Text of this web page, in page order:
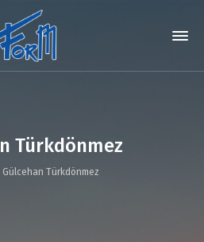
Türkdönmez
Gülcehan Türkdönmez